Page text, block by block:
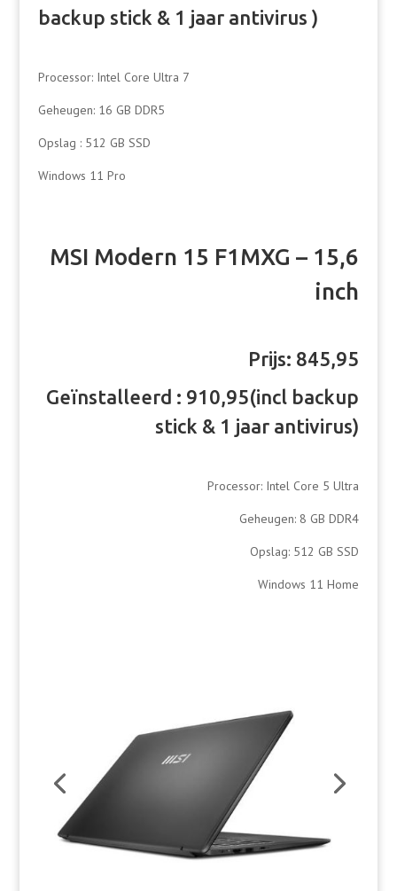
backup stick & 1 jaar antivirus )
Processor: Intel Core Ultra 7
Geheugen: 16 GB DDR5
Opslag : 512 GB SSD
Windows 11 Pro
MSI Modern 15 F1MXG – 15,6
inch
Prijs: 845,95
Geïnstalleerd : 910,95(incl backup
stick & 1 jaar antivirus)
Processor: Intel Core 5 Ultra
Geheugen: 8 GB DDR4
Opslag: 512 GB SSD
Windows 11 Home